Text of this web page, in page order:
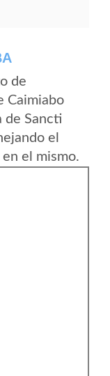
de
Caimiabo
de Sancti
el
el mismo.